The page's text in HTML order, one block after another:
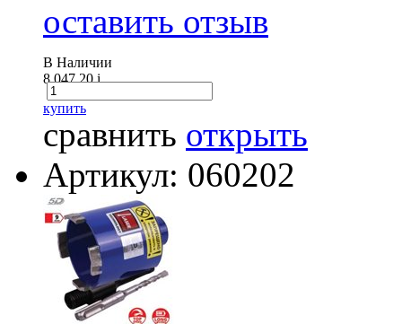
оставить отзыв
В Наличии
8 047.20i
купить
сравнить открыть
Артикул: 060202